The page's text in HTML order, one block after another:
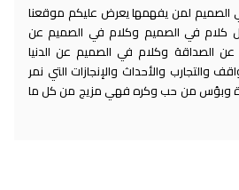
لمن يفهمها يعرض عليكم موقعنا
في الصميم وكلام في الصميم عن
الصداقة وكلام في الصميم عن الدنيا
والتجارب والأحداث والإنجازات التي نمر
وبؤس من حب وكره فهي مزيج من كل ما